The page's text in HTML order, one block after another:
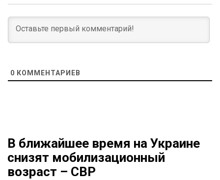
0 КОММЕНТАРИЕВ
В ближайшее время на Украине
снизят мобилизационный
возраст – СВР